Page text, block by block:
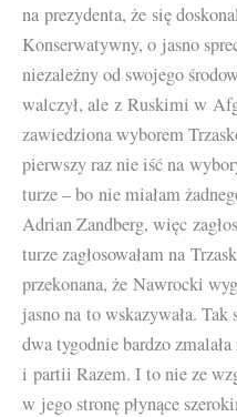
na prezydenta, że się
Konserwatywny, o jasno
niezależny od swojego
walczył, ale z Ruskimi w
zawiedziona wyborem
pierwszy raz nie iść na
turze – bo nie miałam
Adrian Zandberg, więc
turze zagłosowałam na
przekonana, że Nawrocki
jasno na to wskazywała. Tak
dwa tygodnie bardzo
i partii Razem. I to nie ze
w jego stronę płynące